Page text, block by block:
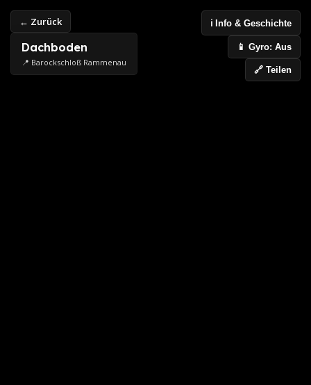
← Zurück
Dachboden
📍 Barockschloß Rammenau
ℹ️ Info & Geschichte
📱 Gyro: Aus
🔗 Teilen